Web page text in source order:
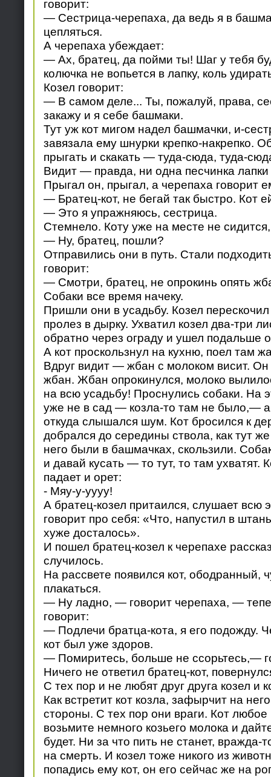
говорит:
— Сестрица-черепаха, да ведь я в
цепляться.
А черепаха убеждает:
— Ах, братец, да пойми ты! Шаг у тебя
колючка не вопьется в лапку, коль
Козел говорит:
— В самом деле... Ты, пожалуй, права,
закажу и я себе башмаки.
Тут уж кот мигом надел башмачки, и-
завязала ему шнурки крепко-накрепко.
прыгать и скакать — туда-сюда, туда-
Видит — правда, ни одна песчинка лапки
Прыгал он, прыгал, а черепаха говорит
— Братец-кот, не бегай так быстро. Кот
— Это я упражняюсь, сестрица.
Стемнело. Коту уже на месте не сидится,
— Ну, братец, пошли?
Отправились они в путь. Стали
говорит:
— Смотри, братец, не опрокинь опять
Собаки все время начеку.
Пришли они в усадьбу. Козел перескочил
пролез в дырку. Ухватил козел два-три
обратно через ограду и ушел подальше
А кот проскользнул на кухню, поел там
Вдруг видит — жбан с молоком висит.
жбан. Жбан опрокинулся, молоко
на всю усадьбу! Проснулись собаки. На
уже не в сад — козла-то там не было,—
откуда слышался шум. Кот бросился к
добрался до середины ствола, как тут
него были в башмачках, скользили.
и давай кусать — то тут, то там ухватят.
падает и орет:
- Мяу-у-уууу!
А братец-козел притаился, слушает всю
говорит про себя: «Что, напустил в
хуже досталось».
И пошел братец-козел к черепахе
случилось.
На рассвете появился кот, ободранный,
плакаться.
— Ну ладно, — говорит черепаха, —
говорит:
— Подлечи братца-кота, я его подожду.
кот был уже здоров.
— Помиритесь, больше не ссорьтесь,—
Ничего не ответил братец-кот,
С тех пор и не любят друг друга козел и
Как встретит кот козла, зафырчит на
стороны. С тех пор они враги. Кот любое
возьмите немного козьего молока и
будет. Ни за что пить не станет, вражда-
на смерть. И козел тоже никого из
попадись ему кот, он его сейчас же на